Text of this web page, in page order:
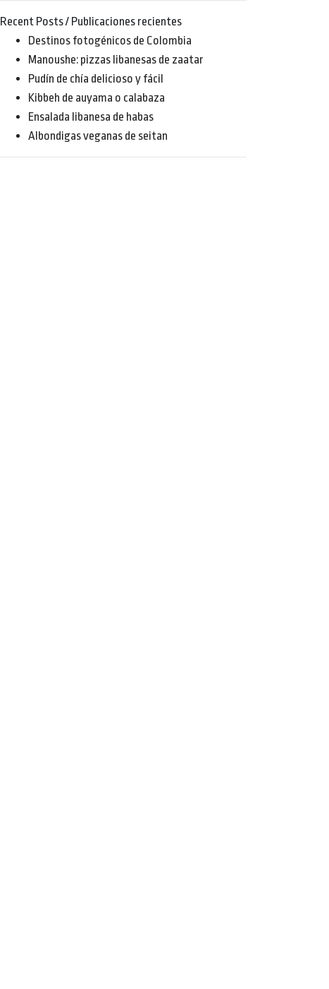
Recent Posts / Publicaciones recientes
Destinos fotogénicos de Colombia
Manoushe: pizzas libanesas de zaatar
Pudín de chía delicioso y fácil
Kibbeh de auyama o calabaza
Ensalada libanesa de habas
Albondigas veganas de seitan